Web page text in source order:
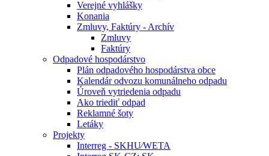
Verejné vyhlášky
Konania
Zmluvy, Faktúry - Archív
Zmluvy
Faktúry
Odpadové hospodárstvo
Plán odpadového hospodárstva obce
Kalendár odvozu komunálneho odpadu
Úroveň vytriedenia odpadu
Ako triediť odpad
Reklamné šoty
Letáky
Projekty
Interreg - SKHU⁄WETA